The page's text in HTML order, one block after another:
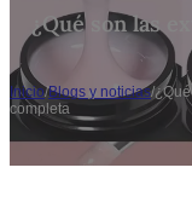
¿Qué son las
Inicio/Blogs y noticias/
completa